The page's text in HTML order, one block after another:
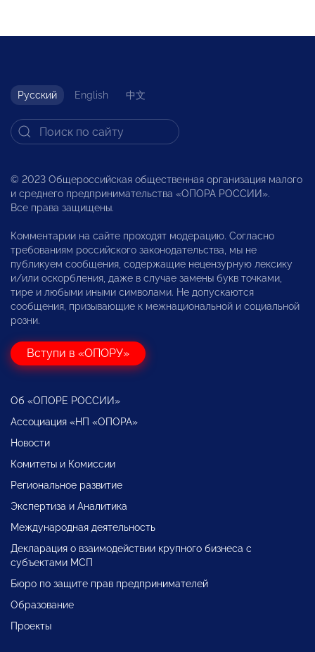
Русский English 中文
© 2023 Общероссийская общественная организация малого
и среднего предпринимательства «ОПОРА РОССИИ».
Все права защищены.
Комментарии на сайте проходят модерацию. Согласно
требованиям российского законодательства, мы не
публикуем сообщения, содержащие нецензурную лексику
и/или оскорбления, даже в случае замены букв точками,
тире и любыми иными символами. Не допускаются
сообщения, призывающие к межнациональной и социальной
розни.
Вступи в «ОПОРУ»
Об «ОПОРЕ РОССИИ»
Ассоциация «НП «ОПОРА»
Новости
Комитеты и Комиссии
Региональное развитие
Экспертиза и Аналитика
Международная деятельность
Декларация о взаимодействии крупного бизнеса с
субъектами МСП
Бюро по защите прав предпринимателей
Образование
Проекты